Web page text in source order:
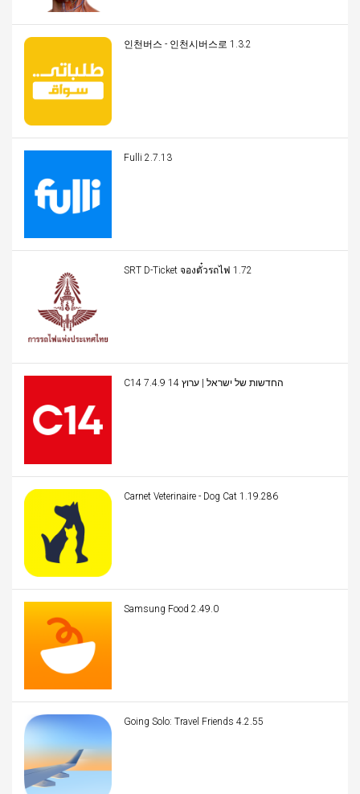
인천버스 - 인천시버스로 1.3.2
Fulli 2.7.13
SRT D-Ticket จองตั๋วรถไฟ 1.72
C14 החדשות של ישראל | ערוץ 14 7.4.9
Carnet Veterinaire - Dog Cat 1.19.286
Samsung Food 2.49.0
Going Solo: Travel Friends 4.2.55